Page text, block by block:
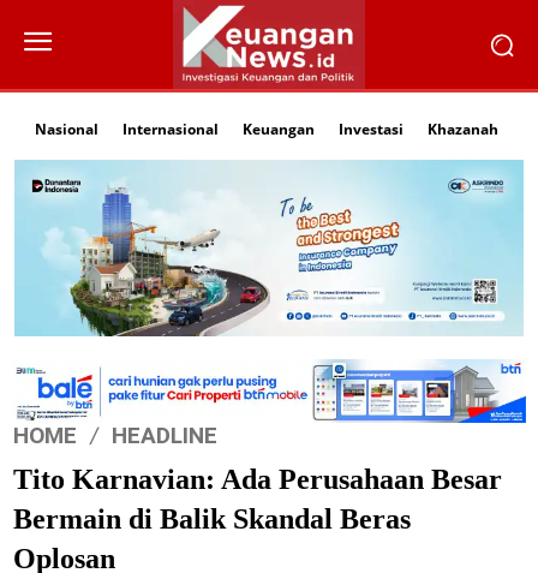
Nasional Internasional Keuangan Investasi Khazanah
HOME HEADLINE
Tito Karnavian: Ada Perusahaan Besar
Bermain di Balik Skandal Beras
Oplosan